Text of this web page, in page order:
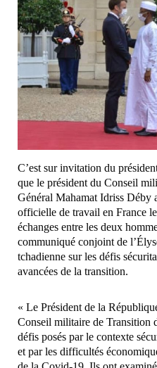
C’est sur invitation du
que le président du Conseil
Général Mahamat Idriss Déby
officielle de travail en France
échanges entre les deux
communiqué conjoint de
tchadienne sur les défis
avancées de la transition.
« Le Président de la
Conseil militaire de Transition
défis posés par le contexte
et par les difficultés